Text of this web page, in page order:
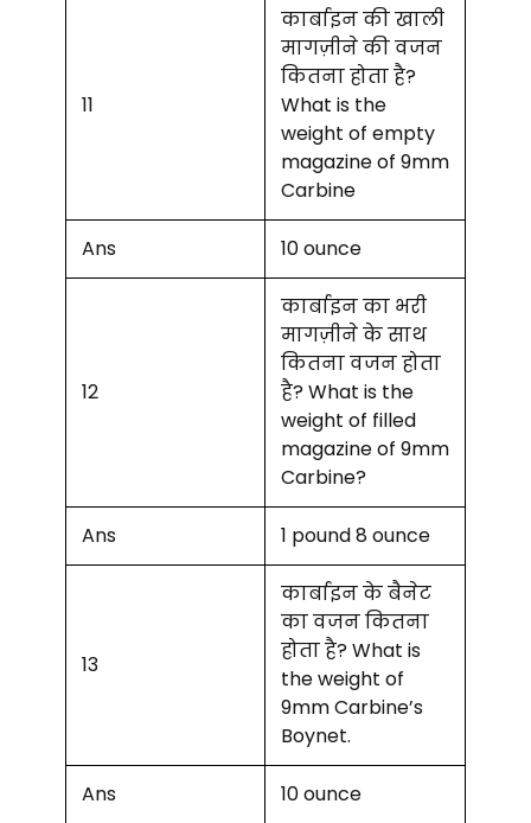
11
कार्बाइन की खाली
मागज़ीने की वजन
कितना होता है?
What is the
weight of empty
magazine of 9mm
Carbine
Ans 10 ounce
12
कार्बाइन का भरी
मागज़ीने के साथ
कितना वजन होता
है? What is the
weight of filled
magazine of 9mm
Carbine?
Ans 1 pound 8 ounce
13
कार्बाइन के बैनेट
का वजन कितना
होता है? What is
the weight of
9mm Carbine’s
Boynet.
Ans 10 ounce